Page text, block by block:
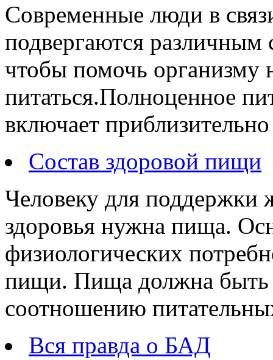
Современные люди в
подвергаются различным
чтобы помочь организму
питаться.Полноценное
включает
Состав здоровой пищи
Человеку для поддержки
здоровья нужна пища.
физиологических
пищи. Пища должна быть
соотношению
Вся правда о БАД